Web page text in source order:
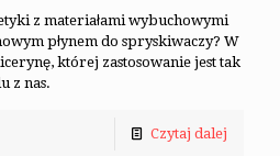
z materiałami wybuchowymi
płynem do spryskiwaczy? W
której zastosowanie jest tak
z nas.
Czytaj dalej